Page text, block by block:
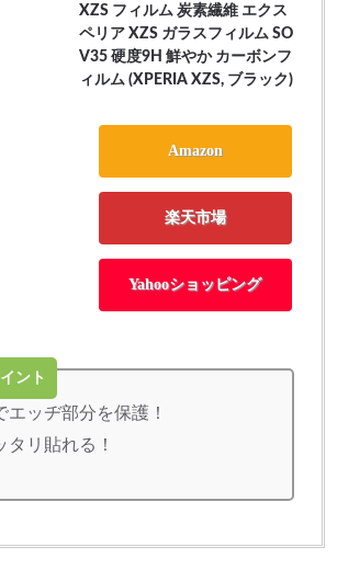
XZS フィルム 炭素繊維 エクス
ペリア XZS ガラスフィルム SO
V35 硬度9H 鮮やか カーボンフ
ィルム (XPERIA XZS, ブラック)
Amazon
楽天市場
Yahooショッピング
ント
エッヂ部分を保護！
タリ貼れる！